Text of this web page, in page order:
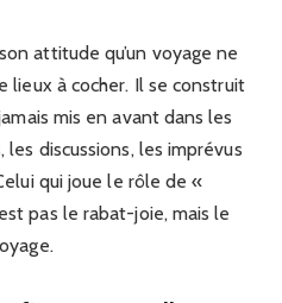
attitude qu’un voyage ne
lieux à cocher. Il se construit
mis en avant dans les
discussions, les imprévus
qui joue le rôle de «
pas le rabat-joie, mais le